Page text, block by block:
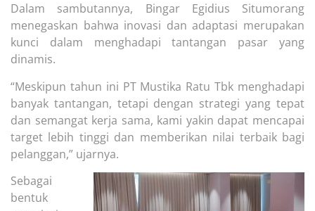
Dalam sambutannya, Bingar Egidius Situmorang
menegaskan bahwa inovasi dan adaptasi merupakan
kunci dalam menghadapi tantangan pasar yang
dinamis.
“Meskipun tahun ini PT Mustika Ratu Tbk menghadapi
banyak tantangan, tetapi dengan strategi yang tepat
dan semangat kerja sama, kami yakin dapat mencapai
target lebih tinggi dan memberikan nilai terbaik bagi
pelanggan,” ujarnya.
Sebagai
bentuk